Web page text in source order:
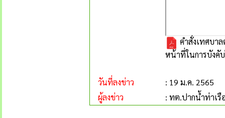
คำสั่งเทศบา
หน้าที่ในการบังคั
วันที่ลงข่าว
: 19 ม.ค. 2565
ผู้ลงข่าว
: ทต.ปากน้ำท่าเรื